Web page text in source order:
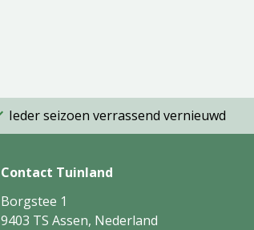
Ieder seizoen verrassend vernieuwd
Contact Tuinland
Borgstee 1
9403 TS Assen, Nederland